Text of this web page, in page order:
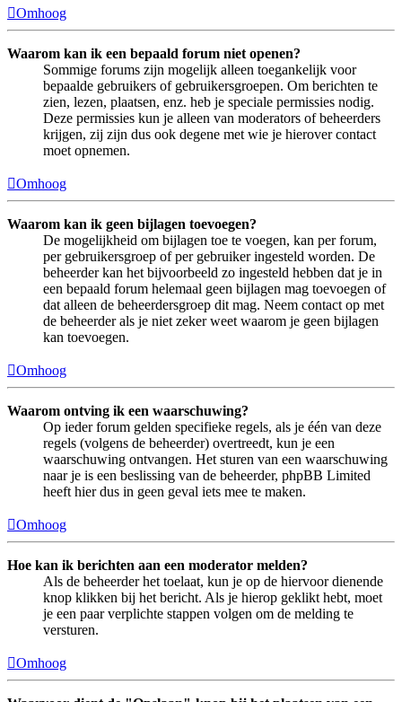
Omhoog
Waarom kan ik een bepaald forum niet openen?
Sommige forums zijn mogelijk alleen toegankelijk voor
bepaalde gebruikers of gebruikersgroepen. Om berichten te
zien, lezen, plaatsen, enz. heb je speciale permissies nodig.
Deze permissies kun je alleen van moderators of beheerders
krijgen, zij zijn dus ook degene met wie je hierover contact
moet opnemen.
Omhoog
Waarom kan ik geen bijlagen toevoegen?
De mogelijkheid om bijlagen toe te voegen, kan per forum,
per gebruikersgroep of per gebruiker ingesteld worden. De
beheerder kan het bijvoorbeeld zo ingesteld hebben dat je in
een bepaald forum helemaal geen bijlagen mag toevoegen of
dat alleen de beheerdersgroep dit mag. Neem contact op met
de beheerder als je niet zeker weet waarom je geen bijlagen
kan toevoegen.
Omhoog
Waarom ontving ik een waarschuwing?
Op ieder forum gelden specifieke regels, als je één van deze
regels (volgens de beheerder) overtreedt, kun je een
waarschuwing ontvangen. Het sturen van een waarschuwing
naar je is een beslissing van de beheerder, phpBB Limited
heeft hier dus in geen geval iets mee te maken.
Omhoog
Hoe kan ik berichten aan een moderator melden?
Als de beheerder het toelaat, kun je op de hiervoor dienende
knop klikken bij het bericht. Als je hierop geklikt hebt, moet
je een paar verplichte stappen volgen om de melding te
versturen.
Omhoog